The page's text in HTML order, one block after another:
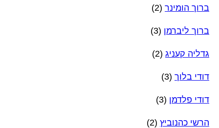
ברוך הומינר (2)
ברוך ליברמן (3)
גדליה קעניג (2)
דודי בלוך (3)
דודי פלדמן (3)
הרשי כהנוביץ (2)